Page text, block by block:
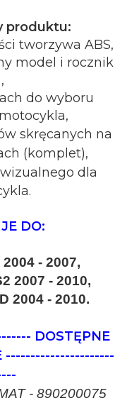
produktu:
tworzywa ABS,
model i rocznik
do wyboru
skręcanych na
(komplet),
dla
DO:
- 2007,
2007 - 2010,
2004 - 2010.
DOSTĘPNE
----------------------
- 890200075